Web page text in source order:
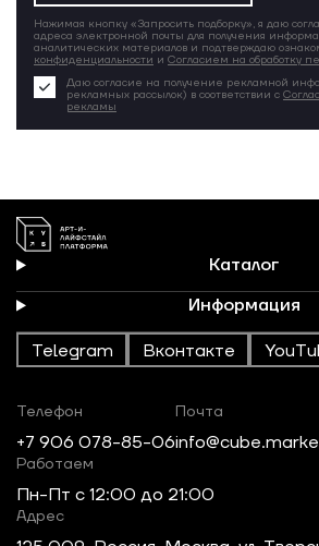
Нажимая кнопку «Запросить подборку», я даю
адреса электронной почты для получения
аналитических материалов и подтверждаю
конфиденциальности и Согласием на обработку
Даю согласие на получение рекламной
рекламных рассылок) в соответствии с
рекламы
Каталог
Информация
Telegram Вконтакте
Телефон
+7 906 078-85-06
Почта
Работаем
Пн-Пт c 12:00 до 21:00
Адрес